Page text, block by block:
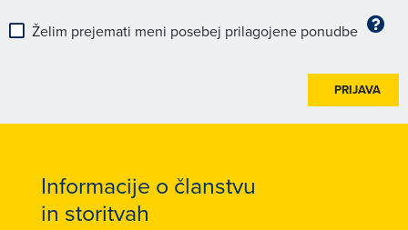
Želim prejemati meni posebej prilagojene ponudbe
PRIJAVA
Informacije o članstvu
in storitvah